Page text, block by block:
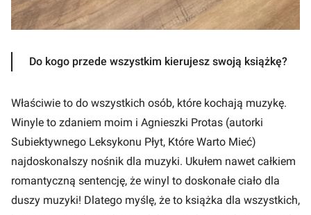
Do kogo przede wszystkim kierujesz swoją książkę?
Właściwie to do wszystkich osób, które kochają muzykę.
Winyle to zdaniem moim i Agnieszki Protas (autorki
Subiektywnego Leksykonu Płyt, Które Warto Mieć)
najdoskonalszy nośnik dla muzyki. Ukułem nawet całkiem
romantyczną sentencję, że winyl to doskonałe ciało dla
duszy muzyki! Dlatego myślę, że to książka dla wszystkich,